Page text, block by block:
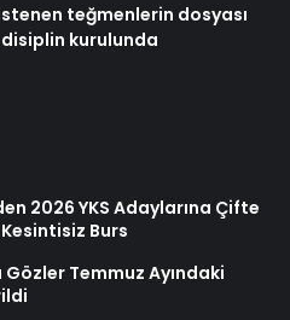
teğmenlerin dosyası
kurulunda
2026 YKS Adaylarına Çifte
Burs
Gözler Temmuz Ayındaki